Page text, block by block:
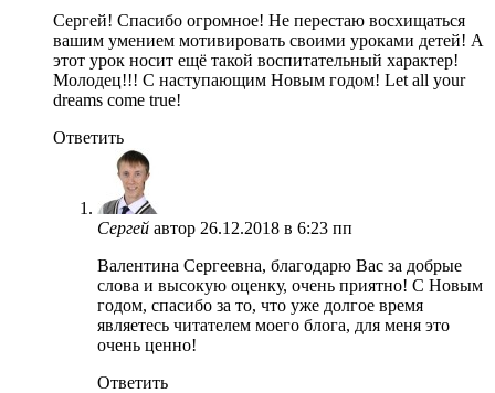
Сергей! Спасибо огромное! Не перестаю восхищаться
вашим умением мотивировать своими уроками детей! А
этот урок носит ещё такой воспитательный характер!
Молодец!!! С наступающим Новым годом! Let all your
dreams come true!
Ответить
Сергей автор 26.12.2018 в 6:23 пп
Валентина Сергеевна, благодарю Вас за добрые
слова и высокую оценку, очень приятно! С Новым
годом, спасибо за то, что уже долгое время
являетесь читателем моего блога, для меня это
очень ценно!
Ответить